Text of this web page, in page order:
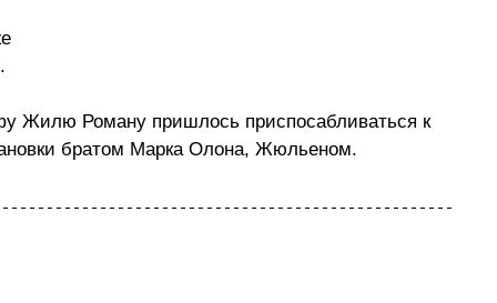
Жилю Роману пришлось приспосабливаться к
братом Марка Олона, Жюльеном.